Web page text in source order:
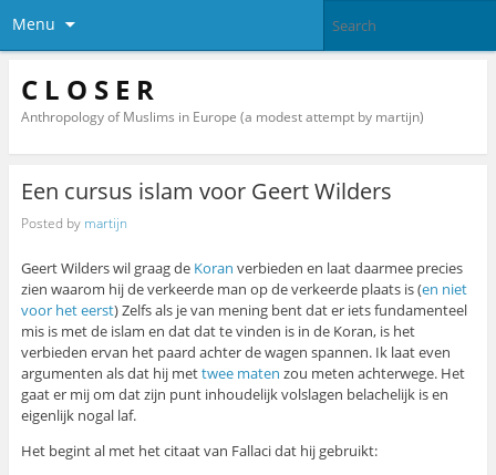
Menu
C L O S E R
Anthropology of Muslims in Europe (a modest attempt by martijn)
Een cursus islam voor Geert Wilders
Posted by martijn
Geert Wilders wil graag de Koran verbieden en laat daarmee precies
zien waarom hij de verkeerde man op de verkeerde plaats is (en niet
voor het eerst) Zelfs als je van mening bent dat er iets fundamenteel
mis is met de islam en dat dat te vinden is in de Koran, is het
verbieden ervan het paard achter de wagen spannen. Ik laat even
argumenten als dat hij mettwee maten zou meten achterwege. Het
gaat er mij om dat zijn punt inhoudelijk volslagen belachelijk is en
eigenlijk nogal laf.
Het begint al met het citaat van Fallaci dat hij gebruikt: